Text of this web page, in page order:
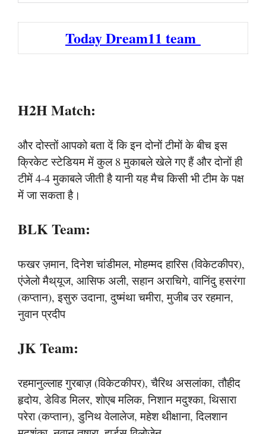
Today Dream11 team
H2H Match:
और दोस्तों आपको बता दें कि इन दोनों टीमों के बीच इस
क्रिकेट स्टेडियम में कुल 8 मुकाबले खेले गए हैं और दोनों ही
टीमें 4-4 मुकाबले जीती है यानी यह मैच किसी भी टीम के पक्ष
में जा सकता है।
BLK Team:
फखर ज़मान, दिनेश चांडीमल, मोहम्मद हारिस (विकेटकीपर),
एंजेलो मैथ्यूज, आसिफ अली, सहान अराचिगे, वानिंदु हसरंगा
(कप्तान), इसुरु उदाना, दुष्मंथा चमीरा, मुजीब उर रहमान,
नुवान प्रदीप
JK Team:
रहमानुल्लाह गुरबाज़ (विकेटकीपर), चैरिथ असलांका, तौहीद
हृदोय, डेविड मिलर, शोएब मलिक, निशान मदुश्का, थिसारा
परेरा (कप्तान), डुनिथ वेलालेज, महेश थीक्षाना, दिलशान